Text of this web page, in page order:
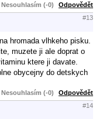
Nesouhlasím (-0) Odpovědět
#13
hromada vlhkeho pisku.
muzete ji ale doprat o
ktere ji davate.
obycejny do detskych
Nesouhlasím (-0) Odpovědět
#14